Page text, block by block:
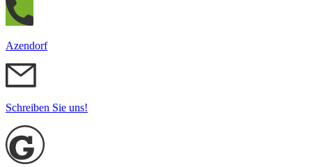
Azendorf
Schreiben Sie uns!